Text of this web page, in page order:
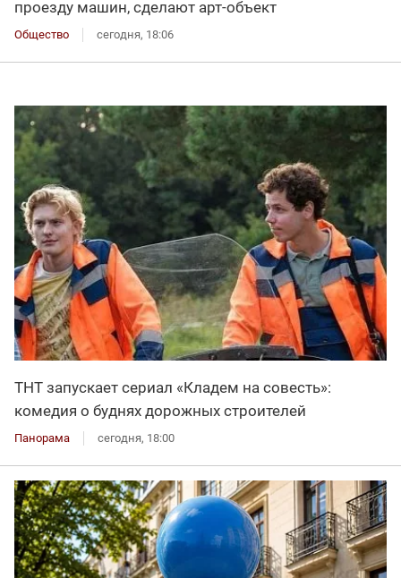
проезду машин, сделают арт-объект
Общество сегодня, 18:06
ТНТ запускает сериал «Кладем на совесть»:
комедия о буднях дорожных строителей
Панорама сегодня, 18:00